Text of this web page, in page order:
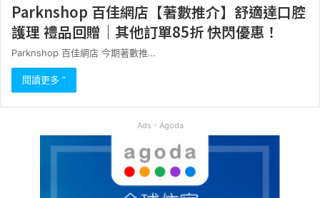
Parknshop 百佳網店【著數推介】舒適達口腔
護理 禮品回贈｜其他訂單85折 快閃優惠！
Parknshop 百佳網店 今期著數推…
閱讀更多 ”
Ads - Agoda